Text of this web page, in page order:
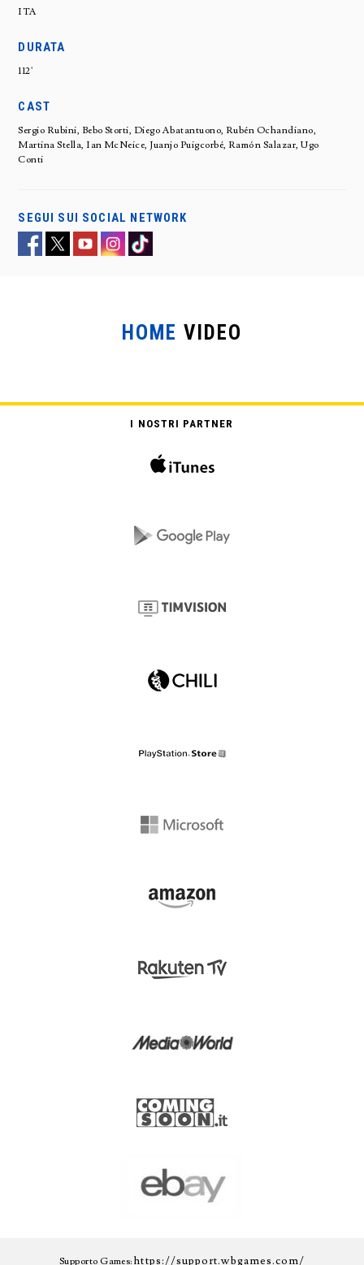
ITA
DURATA
112'
CAST
Sergio Rubini, Bebo Storti, Diego Abatantuono, Rubén Ochandiano,
Martina Stella, Ian McNeice, Juanjo Puigcorbé, Ramón Salazar, Ugo
Conti
SEGUI SUI SOCIAL NETWORK
HOME VIDEO
I NOSTRI PARTNER
Supporto Games:https://support.wbgames.com/